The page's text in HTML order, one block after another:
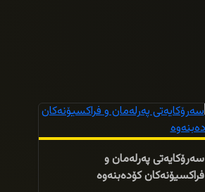
سەرۆکایەتی پەرلەمان و
فراکسیۆنەکان کۆدەبنەوە